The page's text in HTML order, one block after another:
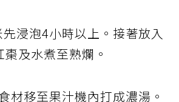
浸泡4小時以上。接著放入
及水煮至熟爛。
材移至果汁機內打成濃湯。